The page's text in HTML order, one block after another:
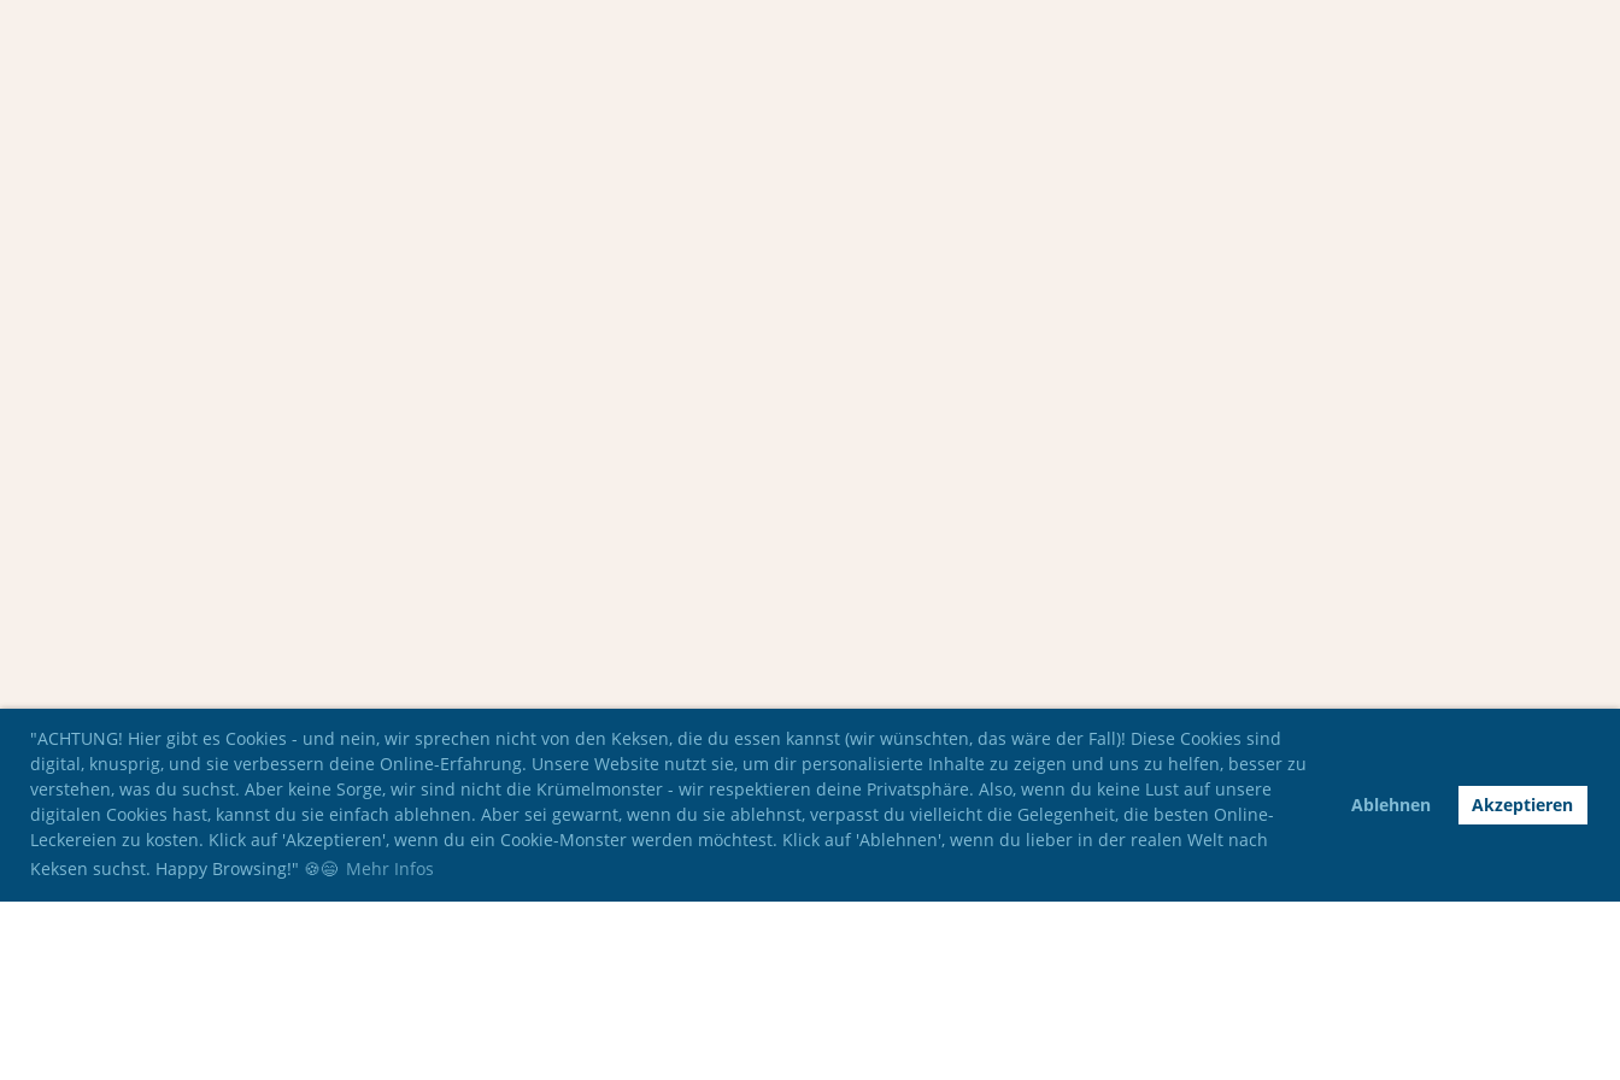
"ACHTUNG! Hier gibt es Cookies - und nein, wir sprechen nicht von den Keksen, die du essen kannst (wir wünschten, das wäre der Fall)! Diese Cookies sind
digital, knusprig, und sie verbessern deine Online-Erfahrung. Unsere Website nutzt sie, um dir personalisierte Inhalte zu zeigen und uns zu helfen, besser zu
verstehen, was du suchst. Aber keine Sorge, wir sind nicht die Krümelmonster - wir respektieren deine Privatsphäre. Also, wenn du keine Lust auf unsere
digitalen Cookies hast, kannst du sie einfach ablehnen. Aber sei gewarnt, wenn du sie ablehnst, verpasst du vielleicht die Gelegenheit, die besten Online-
Leckereien zu kosten. Klick auf 'Akzeptieren', wenn du ein Cookie-Monster werden möchtest. Klick auf 'Ablehnen', wenn du lieber in der realen Welt nach
Keksen suchst. Happy Browsing!" 🍪😄 Mehr Infos
Ablehnen Akzeptieren